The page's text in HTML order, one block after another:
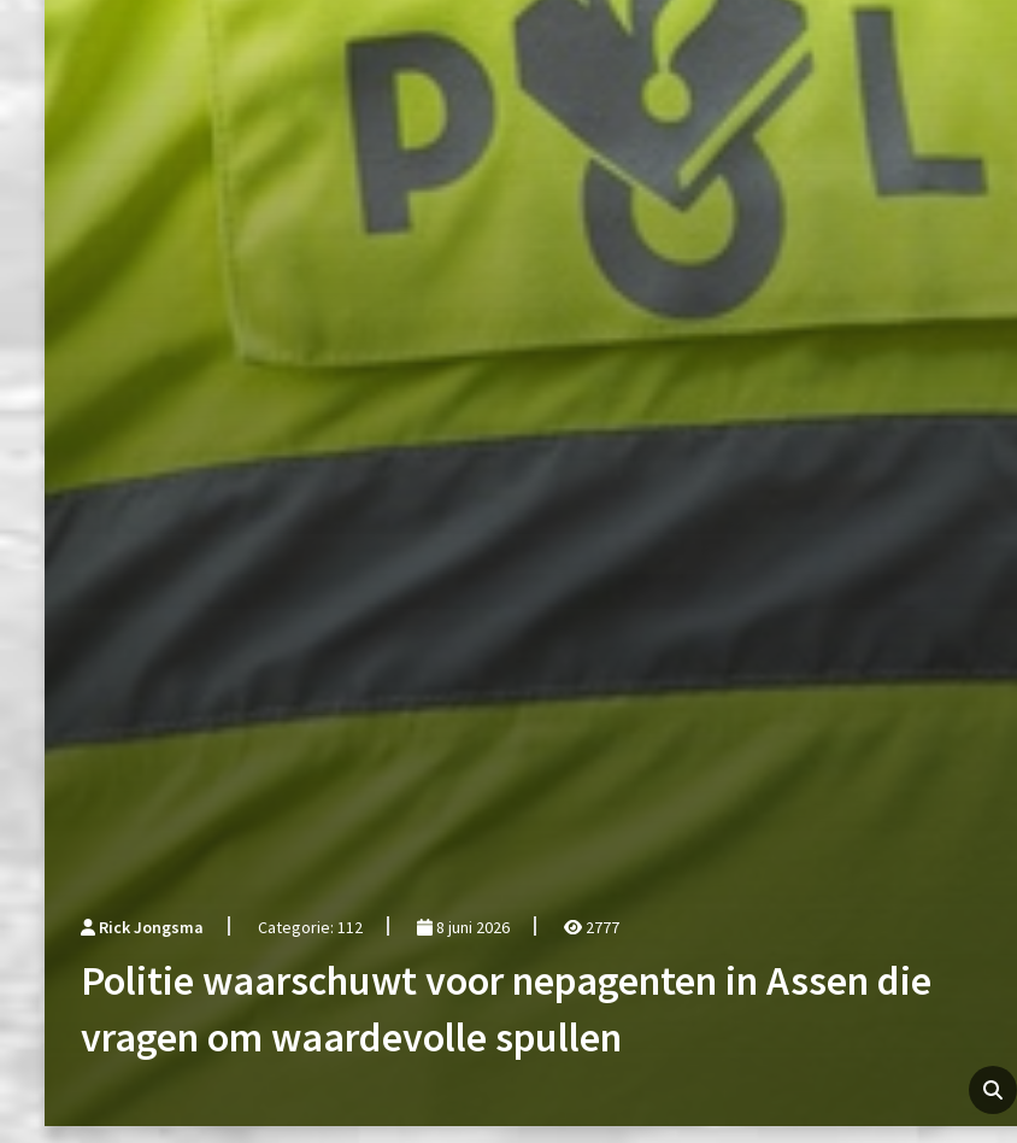
Rick Jongsma Categorie: 112 8 juni 2026 2777
Politie waarschuwt voor nepagenten in Assen die
vragen om waardevolle spullen